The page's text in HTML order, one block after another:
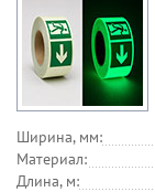
Ширина, мм:
Материал:
Длина, м: